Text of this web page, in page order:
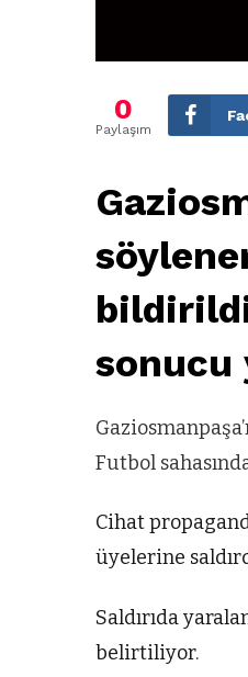
0
Paylaşım
sonucu
Futbol
Cihat
üyelerine
Saldırıda
belirtiliyor.